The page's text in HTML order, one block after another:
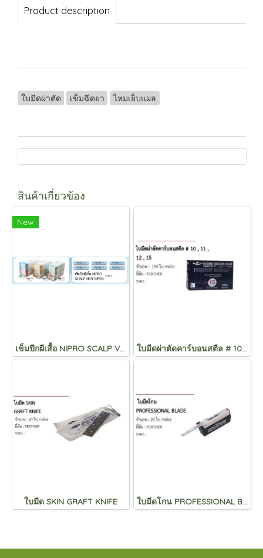
Product description
ใบมีดผ่าตัด เข็มฉีดยา ไหมเย็บแผล
สินค้าเกี่ยวข้อง
New
เข็มปีกผีเสื้อ NIPRO SCALP VEIN NIPRO ใบมีดผ่าตัดคาร์บอนสตีล # 10 , 11 , 12 , 15
ใบมีด SKIN GRAFT KNIFE ใบมีดโกน PROFESSIONAL BLADE